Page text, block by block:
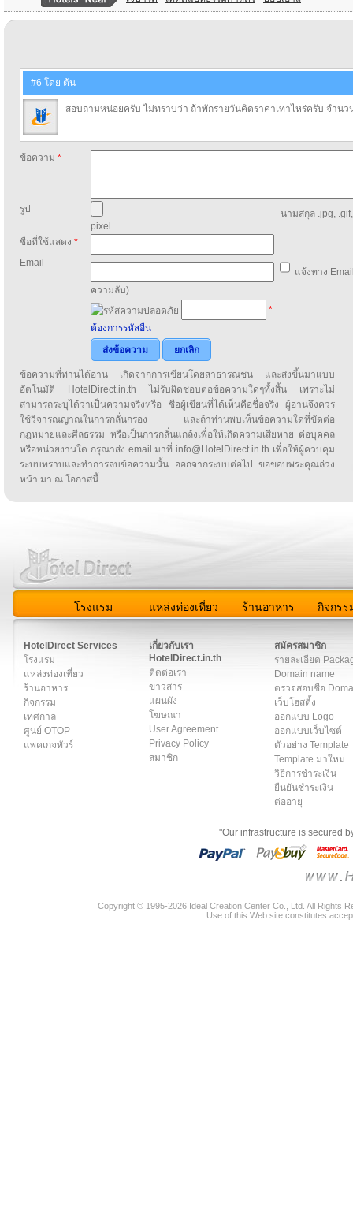
#6 โดย ต้น
สอบถามหน่อยครับ ไม่ทราบว่า ถ้าพักรายวันคิดราคาเท่าไหร่ครับ จำนว
ข้อความ *
รูป
นามสกุล .jpg,
pixel
ชื่อที่ใช้แสดง *
Email
แจ้งทาง
ความลับ)
*
ต้องการรหัสอื่น
ส่งข้อความ
ยกเลิก
ข้อความที่ท่านได้อ่าน เกิดจากการเขียนโดยสาธารณชน และส่งขึ้นมาแบบ
อัตโนมัติ HotelDirect.in.th ไม่รับผิดชอบต่อข้อความใดๆทั้งสิ้น เพราะไม่
สามารถระบุได้ว่าเป็นความจริงหรือ ชื่อผู้เขียนที่ได้เห็นคือชื่อจริง ผู้อ่านจึงควร
ใช้วิจารณญาณในการกลั่นกรอง และถ้าท่านพบเห็นข้อความใดที่ขัดต่อ
กฎหมายและศีลธรรม หรือเป็นการกลั่นแกล้งเพื่อให้เกิดความเสียหาย ต่อบุคคล
หรือหน่วยงานใด กรุณาส่ง email มาที่ info@HotelDirect.in.th เพื่อให้ผู้ควบคุม
ระบบทราบและทำการลบข้อความนั้น ออกจากระบบต่อไป ขอขอบพระคุณล่วง
หน้า มา ณ โอกาสนี้
โรงแรม แหล่งท่องเที่ยว ร้านอาหาร กิจกรร
HotelDirect Services
โรงแรม
แหล่งท่องเที่ยว
ร้านอาหาร
กิจกรรม
เทศกาล
ศูนย์ OTOP
แพคเกจทัวร์
เกี่ยวกับเรา
HotelDirect.in.th
ติดต่อเรา
ข่าวสาร
แผนผัง
โฆษณา
User Agreement
Privacy Policy
สมาชิก
สมัครสมาชิก
รายละเอียด
Domain name
ตรวจสอบชื่อ
เว็บโฮสติ้ง
ออกแบบ Logo
ออกแบบเว็บไซต์
ตัวอย่าง Template
Template มาใหม่
วิธีการชำระเงิน
ยืนยันชำระเงิน
ต่ออายุ
"Our infrastructure is secured
Copyright © 1995-2026 Ideal Creation Center Co., Ltd. All Rights
Use of this Web site constitutes